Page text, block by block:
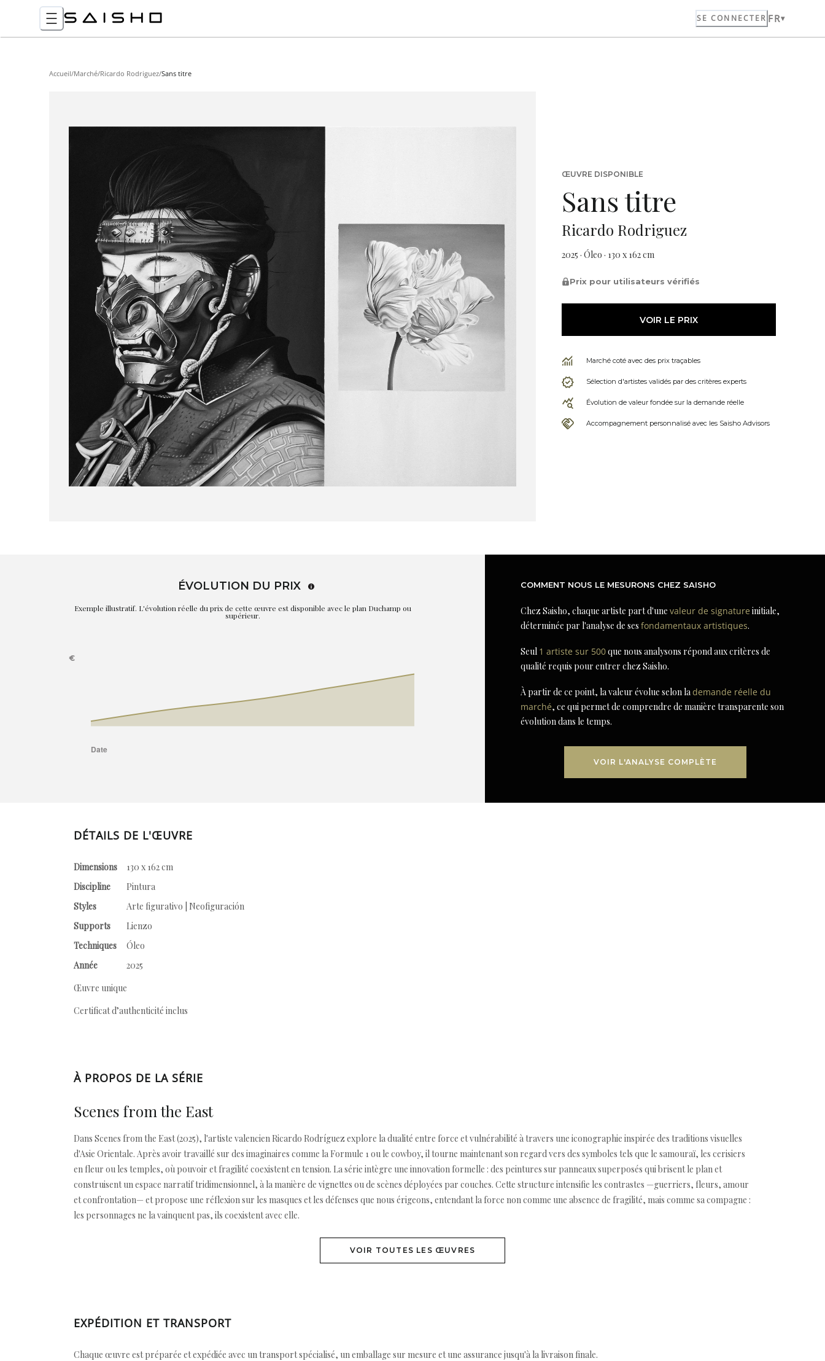
SE CONNECTER FR
Accueil/Marché/Ricardo Rodriguez/Sans titre
ŒUVRE DISPONIBLE
Sans titre
Ricardo Rodriguez
2025 · Óleo · 130 x 162 cm
Prix pour utilisateurs vérifiés
VOIR LE PRIX
Marché coté avec des prix traçables
Sélection d'artistes validés par des critères experts
Évolution de valeur fondée sur la demande réelle
Accompagnement personnalisé avec les Saisho Advisors
ÉVOLUTION DU PRIX
Exemple illustratif. L'évolution réelle du prix de cette œuvre est disponible avec le plan Duchamp ou
supérieur.
COMMENT NOUS LE MESURONS CHEZ SAISHO
Chez Saisho, chaque artiste part d'unevaleur de signature initiale,
déterminée par l'analyse de sesfondamentaux artistiques.
Seul 1 artiste sur 500que nous analysons répond aux critères de
qualité requis pour entrer chez Saisho.
À partir de ce point, la valeur évolue selon lademande réelle du
marché, ce qui permet de comprendre de manière transparente son
évolution dans le temps.
VOIR L'ANALYSE COMPLÈTE
DÉTAILS DE L'ŒUVRE
Dimensions
130 x 162 cm
Discipline
Pintura
Styles
Arte figurativo | Neofiguración
Supports
Lienzo
Techniques
Óleo
Année
2025
Œuvre unique
Certificat d’authenticité inclus
À PROPOS DE LA SÉRIE
Scenes from the East
Dans Scenes from the East (2025), l'artiste valencien Ricardo Rodríguez explore la dualité entre force et vulnérabilité à travers une iconographie inspirée des traditions visuelles
d'Asie Orientale. Après avoir travaillé sur des imaginaires comme la Formule 1 ou le cowboy, il tourne maintenant son regard vers des symboles tels que le samouraï, les cerisiers
en fleur ou les temples, où pouvoir et fragilité coexistent en tension. La série intègre une innovation formelle : des peintures sur panneaux superposés qui brisent le plan et
construisent un espace narratif tridimensionnel, à la manière de vignettes ou de scènes déployées par couches. Cette structure intensifie les contrastes —guerriers, fleurs, amour
et confrontation— et propose une réflexion sur les masques et les défenses que nous érigeons, entendant la force non comme une absence de fragilité, mais comme sa compagne :
les personnages ne la vainquent pas, ils coexistent avec elle.
VOIR TOUTES LES ŒUVRES
EXPÉDITION ET TRANSPORT
Chaque œuvre est préparée et expédiée avec un transport spécialisé, un emballage sur mesure et une assurance jusqu'à la livraison finale.